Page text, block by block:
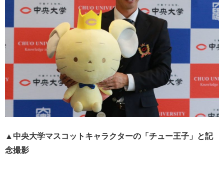
▲中央大学マスコットキャラクターの「チュー王子」と記
念撮影